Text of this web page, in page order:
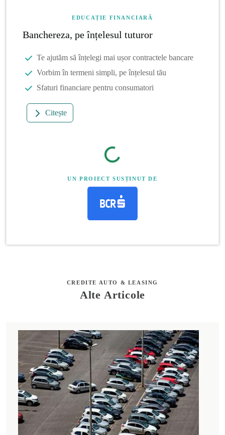
EDUCAȚIE FINANCIARĂ
Banchereza, pe înțelesul tuturor
Te ajutăm să înțelegi mai ușor contractele bancare
Vorbim în termeni simpli, pe înțelesul tău
Sfaturi financiare pentru consumatori
Citește
UN PROIECT SUSȚINUT DE
CREDITE AUTO & LEASING
Alte Articole